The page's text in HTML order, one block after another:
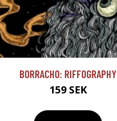
BORRACHO: RIFFOGRAPHY
159 SEK